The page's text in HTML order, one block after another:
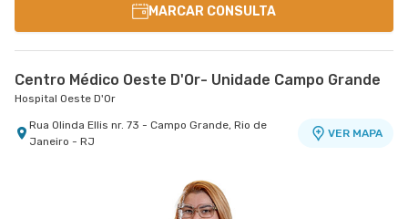
MARCAR CONSULTA
Centro Médico Oeste D'Or- Unidade Campo Grande
Hospital Oeste D'Or
Rua Olinda Ellis nr. 73 - Campo Grande, Rio de
Janeiro - RJ
VER MAPA